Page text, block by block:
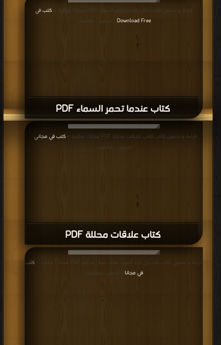
كتاب عندما تحمر السماء PDF
قراءة و تحميل كتاب كتاب عندما تحمر السماء PDF مجانا | مكتبة >
كتب في
Download Free
| التحميل : مرة/مرات
كتاب علاقات محللة PDF
قراءة و تحميل كتاب كتاب علاقات محللة PDF مجانا | مكتبة > كتب في مجاني
التحميل : مرة/مرات
قراءة و تحميل كتاب كتاب إن أخذ الموت منك شيئا رده إليه PDF مجانا | مكتبة >
كتب
في مجانا | التحميل : مرة/مرات